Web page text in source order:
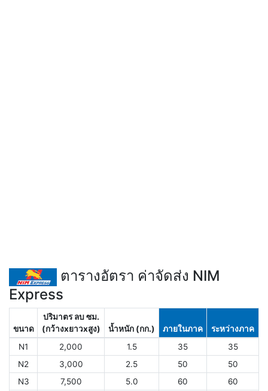
ตารางอัตรา ค่าจัดส่ง NIM
Express
ขนาด
ปริมาตร ลบ ซม.
(กว้างxยาวxสูง)
น้ำหนัก (กก.) ภายในภาค
ระหว่างภาค
N1
2,000 1.5 35
35
N2
3,000 2.5 50
50
N3
7,500 5.0 60
60